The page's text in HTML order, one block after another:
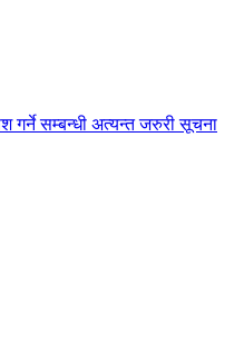
गर्ने सम्बन्धी अत्यन्त जरुरी सूचना